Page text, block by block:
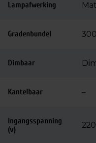
Lampafwerking Mat
Gradenbundel
Dimbaar
Kantelbaar –
Ingangsspanning
(v)